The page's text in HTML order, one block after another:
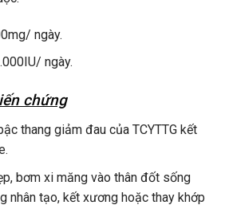
ngày.
ngày.
chứng
thang giảm đau của TCYTTG kết
bơm xi măng vào thân đốt sống
nhân tạo, kết xương hoặc thay khớp